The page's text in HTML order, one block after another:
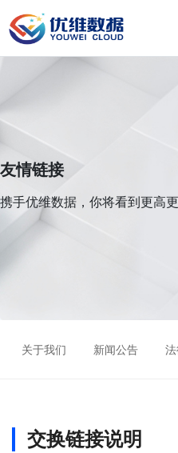
友情链接
携手优维数据，你将看到更高
关于我们 新闻公告
交换链接说明